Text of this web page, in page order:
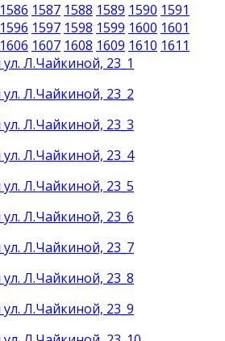
1586 1587 1588 1589 1590 1591
1596 1597 1598 1599 1600 1601
1606 1607 1608 1609 1610 1611